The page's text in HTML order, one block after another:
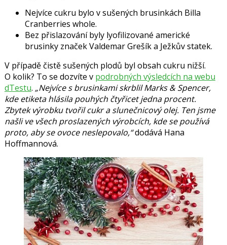
Nejvíce cukru bylo v sušených brusinkách Billa
Cranberries whole.
Bez přislazování byly lyofilizované americké
brusinky značek Valdemar Grešík a Ježkův statek.
V případě čistě sušených plodů byl obsah cukru nižší.
O kolik? To se dozvíte v podrobných výsledcích na webu
dTestu. „Nejvíce s brusinkami skrblil Marks & Spencer,
kde etiketa hlásila pouhých čtyřicet jedna procent.
Zbytek výrobku tvořil cukr a slunečnicový olej. Ten jsme
našli ve všech proslazených výrobcích, kde se používá
proto, aby se ovoce neslepovalo,“dodává Hana
Hoffmannová.